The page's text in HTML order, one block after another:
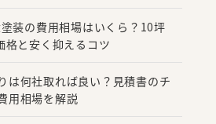
装の費用相場はいくら？10坪
格と安く抑えるコツ
は何社取れば良い？見積書のチ
用相場を解説